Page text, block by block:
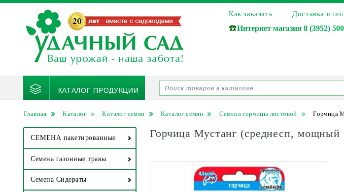
Как заказать Доставка и
☎️Интернет магазин 8 (3952)
КАТАЛОГ ПРОДУКЦИИ
Главная Каталог Каталог семян Каталог семян Семена горчицы листовой Горчица
СЕМЕНА пакетированные
Семена газонные травы
Семена Сидераты
Горчица Мустанг (среднесп, мощный